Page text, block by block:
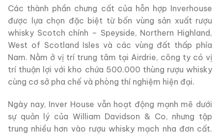
Các thành phần chưng cất của hỗn hợp Inverhouse
được lựa chọn đặc biệt từ bốn vùng sản xuất rượu
whisky Scotch chính – Speyside, Northern Highland,
West of Scotland Isles và các vùng đất thấp phía
Nam. Nằm ở vị trí trung tâm tại Airdrie, công ty có vị
trí thuận lợi với kho chứa 500.000 thùng rượu whisky
cùng cơ sở pha chế và phòng thí nghiệm hiện đại.
Ngày nay, Inver House vẫn hoạt động mạnh mẽ dưới
sự quản lý của William Davidson & Co, nhưng tập
trung nhiều hơn vào rượu whisky mạch nha đơn cất.